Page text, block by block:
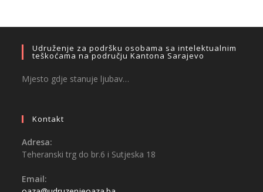
Udruženje za podršku osobama sa intelektualnim
teškoćama na području Kantona Sarajevo
Mjesto gdje stanuje ljubav…
Kontakt
Adresa:
Teheranski trg do br.6 i Sutjeska 18
Email: